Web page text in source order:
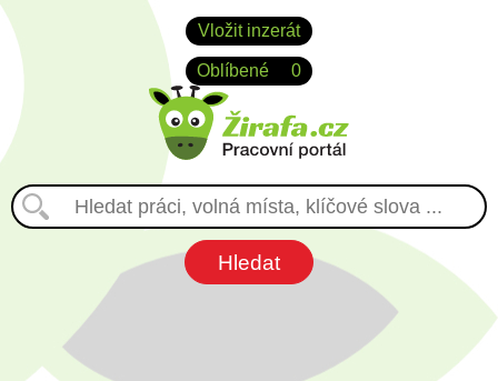
Vložit inzerát
Oblíbené 0